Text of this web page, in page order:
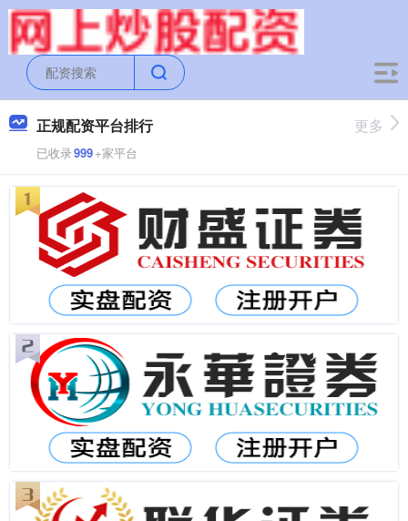
正规配资平台排行
已收录999+家平台
更多